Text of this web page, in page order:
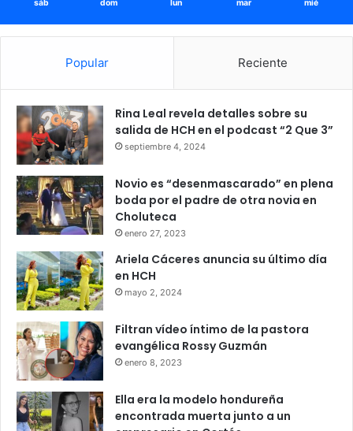
sáb dom lun mar mié
Popular Reciente
Rina Leal revela detalles sobre su
salida de HCH en el podcast “2 Que 3”
septiembre 4, 2024
Novio es “desenmascarado” en plena
boda por el padre de otra novia en
Choluteca
enero 27, 2023
Ariela Cáceres anuncia su último día
en HCH
mayo 2, 2024
Filtran vídeo íntimo de la pastora
evangélica Rossy Guzmán
enero 8, 2023
Ella era la modelo hondureña
encontrada muerta junto a un